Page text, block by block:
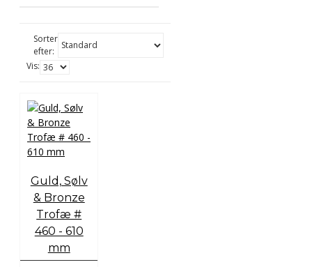
Sorter
efter:
Vis:
Guld, Sølv
& Bronze
Trofæ #
460 - 610
mm